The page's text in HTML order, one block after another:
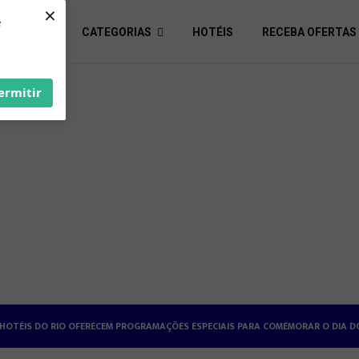
×
CATEGORIAS HOTÉIS RECEBA OFERTAS
HOTÉISRIO REALIZA CICLO DE SEMINÁRIOS SOBRE RELAÇÕES DE TRABALHO NA